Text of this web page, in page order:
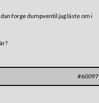
forge dumpventil jag läste om i
#60097